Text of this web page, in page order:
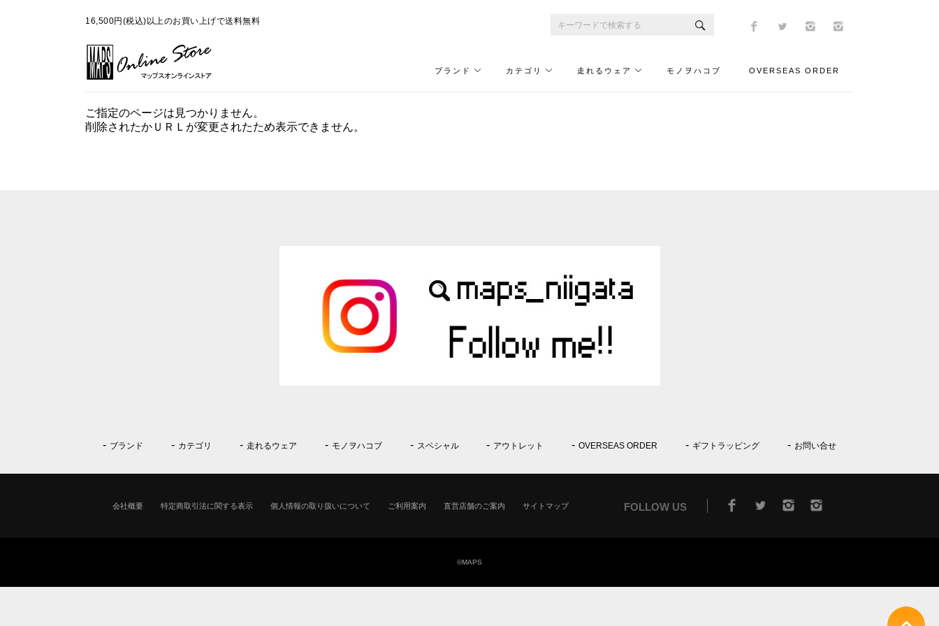
16,500円(税込)以上のお買い上げで送料無料
ブランド カテゴリ 走れるウェア モノヲハコブ OVERSEAS ORDER
ご指定のページは見つかりません。
削除されたかＵＲＬが変更されたため表示できません。
ブランド カテゴリ 走れるウェア モノヲハコブ スペシャル アウトレット OVERSEAS ORDER ギフトラッピング お問い合せ
会社概要 特定商取引法に関する表示 個人情報の取り扱いについて ご利用案内 直営店舗のご案内 サイトマップ FOLLOW US
©MAPS